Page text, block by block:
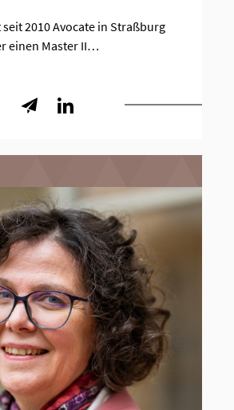
2010 Avocate in Straßburg
einen Master II…